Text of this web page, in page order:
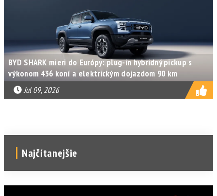
BYD SHARK mieri do Európy: plug-in hybridný pickup s
výkonom 436 koní a elektrickým dojazdom 90 km
Jul 09, 2026
Najčítanejšie